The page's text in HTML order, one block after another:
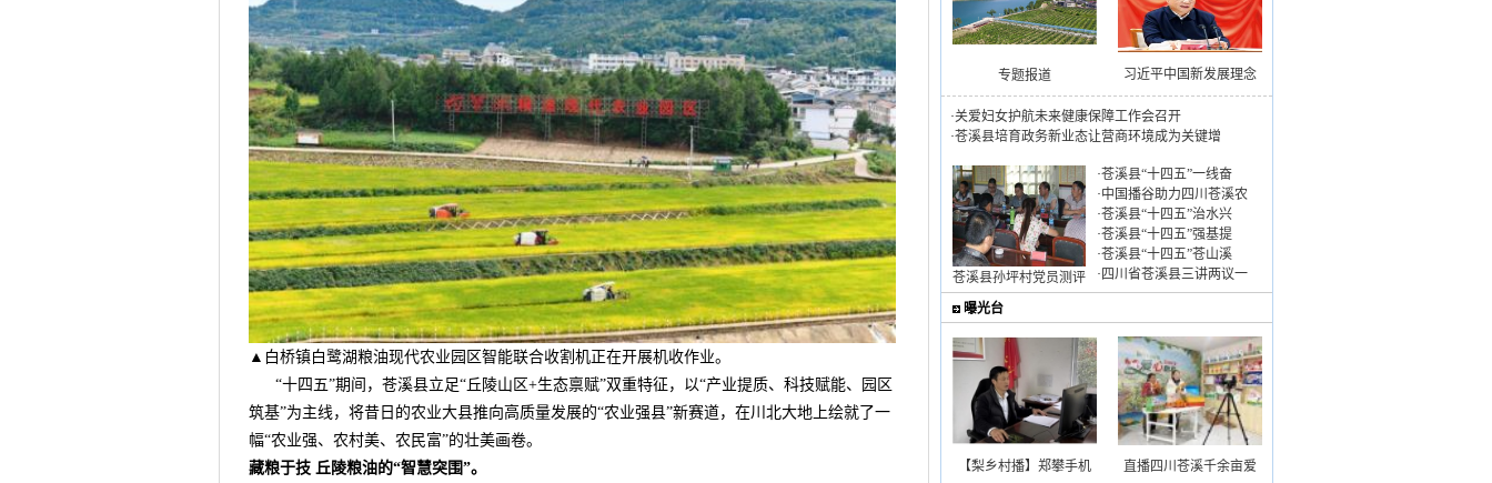
▲白桥镇白鹭湖粮油现代农业园区智能联合收割机正在开展机收作业。
“十四五”期间，苍溪县立足“丘陵山区+生态禀赋”双重特征，以“产业提质、科技赋能、园区
筑基”为主线，将昔日的农业大县推向高质量发展的“农业强县”新赛道，在川北大地上绘就了一
幅“农业强、农村美、农民富”的壮美画卷。
藏粮于技 丘陵粮油的“智慧突围”。
专题报道 习近平中国新发展理念
·关爱妇女护航未来健康保障工作会召开
·苍溪县培育政务新业态让营商环境成为关键增
苍溪县孙坪村党员测评
·苍溪县“十四五”一线奋
·中国播谷助力四川苍溪农
·苍溪县“十四五”治水兴
·苍溪县“十四五”强基提
·苍溪县“十四五”苍山溪
· 四川省苍溪县三讲两议一
曝光台
【梨乡村播】郑攀手机 直播四川苍溪千余亩爱